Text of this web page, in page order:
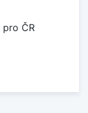
ČR